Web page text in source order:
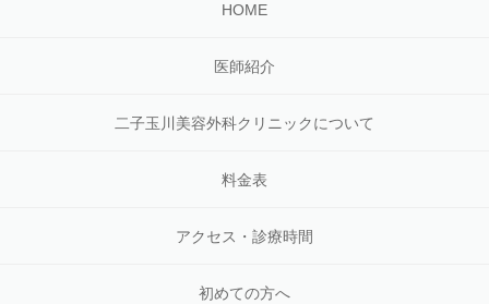
HOME
医師紹介
二子玉川美容外科クリニックについて
料金表
アクセス・診療時間
初めての方へ